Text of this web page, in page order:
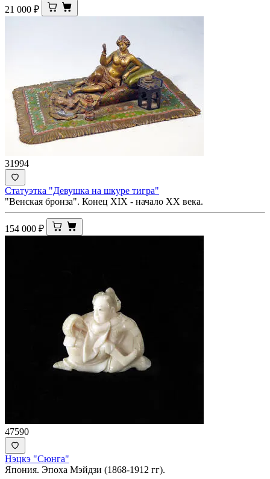
21 000 ₽
31994
Статуэтка "Девушка на шкуре тигра"
"Венская бронза". Конец XIX - начало ХХ века.
154 000 ₽
47590
Нэцкэ "Сюнга"
Япония. Эпоха Мэйдзи (1868-1912 гг).